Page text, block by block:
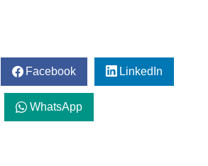
Facebook LinkedIn
WhatsApp